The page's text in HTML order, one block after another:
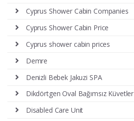
Cyprus Shower Cabin Companies
Cyprus Shower Cabin Price
Cyprus shower cabin prices
Demre
Denizli Bebek Jakuzi SPA
Dikdörtgen Oval Bağımsız Küvetler
Disabled Care Unit